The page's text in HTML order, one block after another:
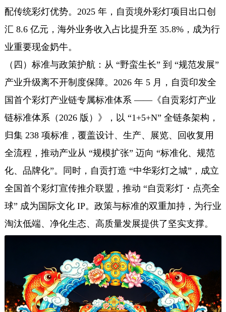
配传统彩灯优势。2025 年，自贡境外彩灯项目出口创
汇 8.6 亿元，海外业务收入占比提升至 35.8%，成为行
业重要现金奶牛。
（四）标准与政策护航：从 “野蛮生长” 到 “规范发展”
产业升级离不开制度保障。2026 年 5 月，自贡印发全
国首个彩灯产业链专属标准体系 ——《自贡彩灯产业
链标准体系（2026 版）》，以 “1+5+N” 全链条架构，
归集 238 项标准，覆盖设计、生产、展览、回收复用
全流程，推动产业从 “规模扩张” 迈向 “标准化、规范
化、品牌化”。同时，自贡打造 “中华彩灯之城”，成立
全国首个彩灯宣传推介联盟，推动 “自贡彩灯・点亮全
球” 成为国际文化 IP。政策与标准的双重加持，为行业
淘汰低端、净化生态、高质量发展提供了坚实支撑。